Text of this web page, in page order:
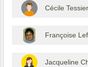
Cécile Tessier
Françoise
Jacqueline